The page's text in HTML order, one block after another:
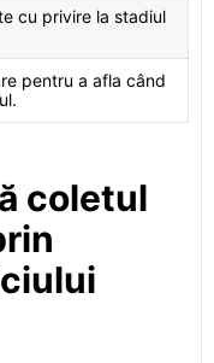
cu privire la stadiul
pentru a afla când
coletul